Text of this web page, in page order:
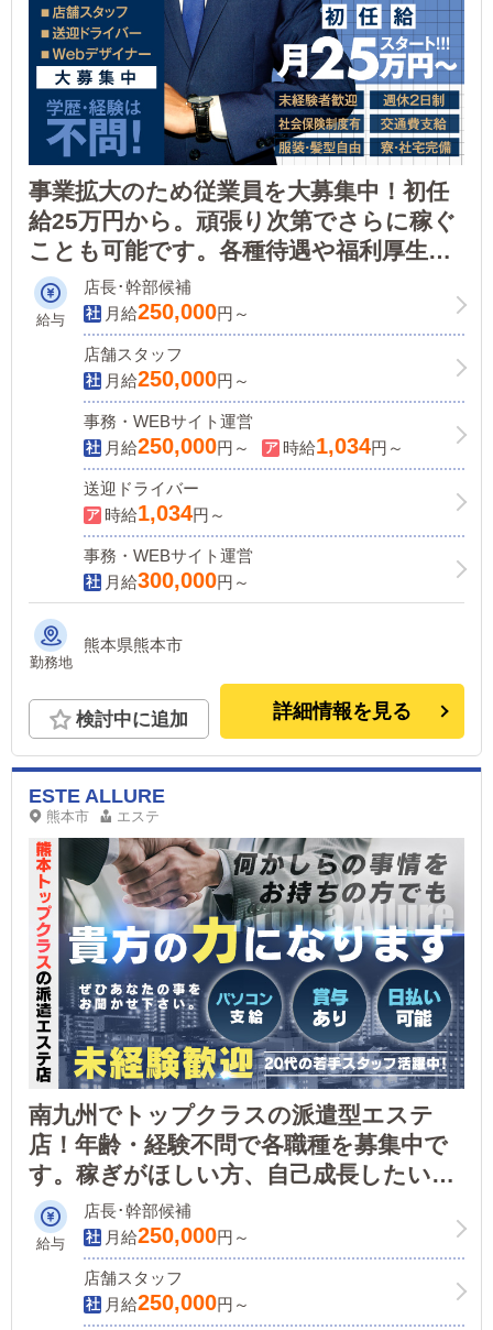
事業拡大のため従業員を大募集中！初任
給25万円から。頑張り次第でさらに稼ぐ
ことも可能です。各種待遇や福利厚生が
充実し働きやすい職場環境！風俗＝ブラ
ックというイメージを払拭します。
給与
店長･幹部候補
月給250,000円～
店舗スタッフ
月給250,000円～
事務・WEBサイト運営
月給250,000円～ 時給1,034円～
送迎ドライバー
時給1,034円～
事務・WEBサイト運営
月給300,000円～
勤務地
熊本県熊本市
検討中に追加 詳細情報を見る
ESTE ALLURE
熊本市 エステ
南九州でトップクラスの派遣型エステ
店！年齢・経験不問で各職種を募集中で
す。稼ぎがほしい方、自己成長したい方
など、どなたも手助けができます。興味
を持っていただけたら、ぜひお問い合わ
せください！
給与
店長･幹部候補
月給250,000円～
店舗スタッフ
月給250,000円～